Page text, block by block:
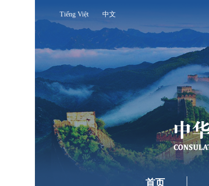
Tiếng Việt 中文
首页